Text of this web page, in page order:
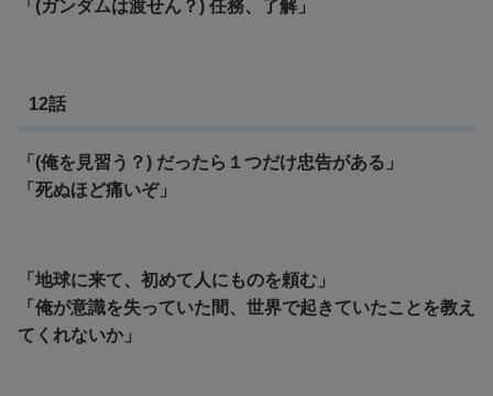
「(ガンダムは渡せん？) 任務、了解」
12話
「(俺を見習う？) だったら１つだけ忠告がある」
「死ぬほど痛いぞ」
「地球に来て、初めて人にものを頼む」
「俺が意識を失っていた間、世界で起きていたことを教え
てくれないか」